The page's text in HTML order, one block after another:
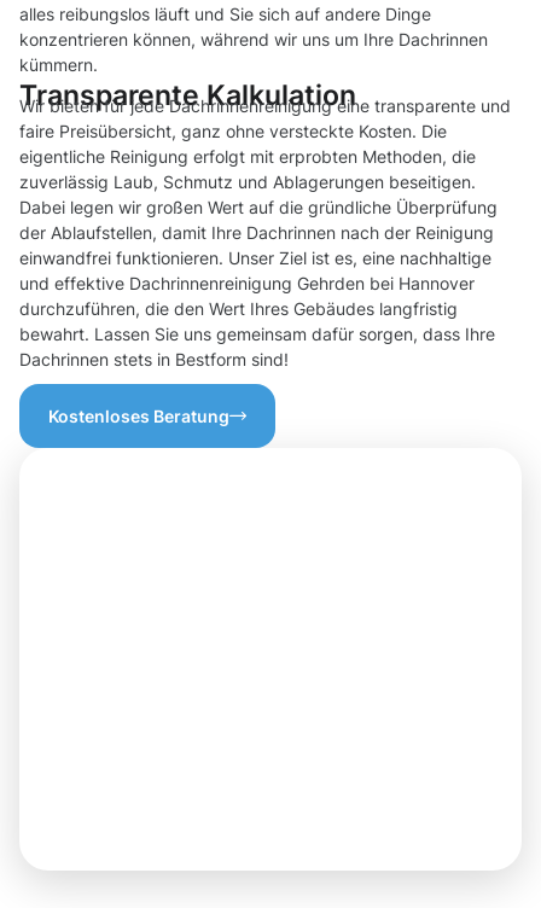
alles reibungslos läuft und Sie sich auf andere Dinge
konzentrieren können, während wir uns um Ihre Dachrinnen
kümmern.
Transparente Kalkulation
Wir bieten für jede Dachrinnenreinigung eine transparente und
faire Preisübersicht, ganz ohne versteckte Kosten. Die
eigentliche Reinigung erfolgt mit erprobten Methoden, die
zuverlässig Laub, Schmutz und Ablagerungen beseitigen.
Dabei legen wir großen Wert auf die gründliche Überprüfung
der Ablaufstellen, damit Ihre Dachrinnen nach der Reinigung
einwandfrei funktionieren. Unser Ziel ist es, eine nachhaltige
und effektive Dachrinnenreinigung Gehrden bei Hannover
durchzuführen, die den Wert Ihres Gebäudes langfristig
bewahrt. Lassen Sie uns gemeinsam dafür sorgen, dass Ihre
Dachrinnen stets in Bestform sind!
Kostenloses Beratung